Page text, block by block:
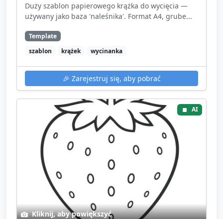
Duży szablon papierowego krążka do wycięcia —
używany jako baza 'naleśnika'. Format A4, grube...
Template
szablon
krążek wycinanka
🎉 Zarejestruj się, aby pobrać
AI
Kliknij, aby powiększyć